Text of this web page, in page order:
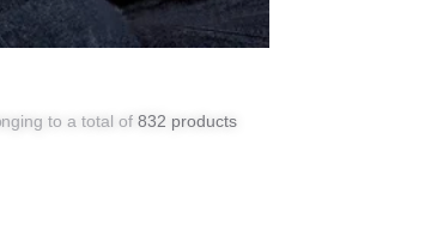
to a total of 832 products